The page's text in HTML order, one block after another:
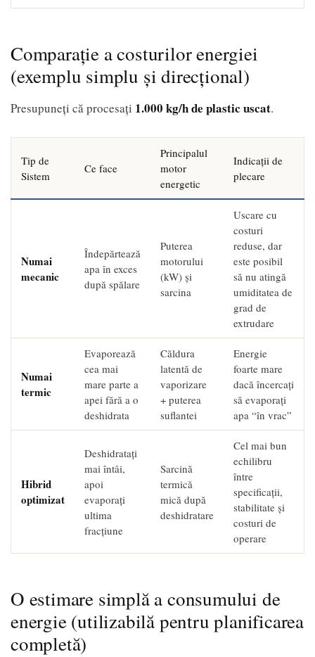
Comparație a costurilor energiei
(exemplu simplu și direcțional)
Presupuneți că procesați 1.000 kg/h de plastic uscat.
Tip de
Sistem
Ce face
Principalul
motor
energetic
Indicații de
plecare
Numai
mecanic
Îndepărtează
apa în exces
după spălare
Puterea
motorului
(kW) și
sarcina
Uscare cu
costuri
reduse, dar
este posibil
să nu atingă
umiditatea de
grad de
extrudare
Numai
termic
Evaporează
cea mai
mare parte a
apei fără a o
deshidrata
Căldura
latentă de
vaporizare
+ puterea
suflantei
Energie
foarte mare
dacă încercați
să evaporați
apa “în vrac”
Hibrid
optimizat
Deshidratați
mai întâi,
apoi
evaporați
ultima
fracțiune
Sarcină
termică
mică după
deshidratare
Cel mai bun
echilibru
între
specificații,
stabilitate și
costuri de
operare
O estimare simplă a consumului de
energie (utilizabilă pentru planificarea
completă)